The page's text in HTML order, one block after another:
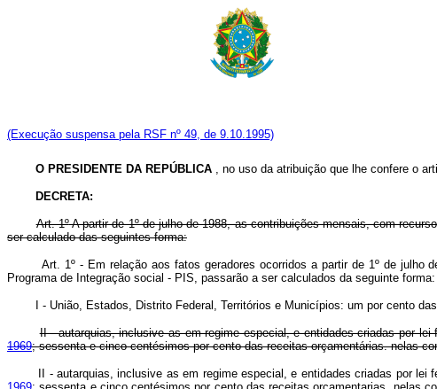
(Execução suspensa pela RSF nº 49, de 9.10.1995)
O PRESIDENTE DA REPÚBLICA , no uso da atribuição que lhe confere o
DECRETA:
Art. 1º A partir de 1º de julho de 1988, as contribuições mensais, com
ser calculado das seguintes forma:
Art. 1º - Em relação aos fatos geradores ocorridos a partir de 1º de julho
Programa de Integração social - PIS, passarão a ser calculados da seguinte
I - União, Estados, Distrito Federal, Territórios e Municípios: um por cento das
II - autarquias, inclusive as em regime especial, e entidades criadas por
1969; sessenta e cinco centésimos por cento das receitas orçamentárias. nelas
II - autarquias, inclusive as em regime especial, e entidades criadas por